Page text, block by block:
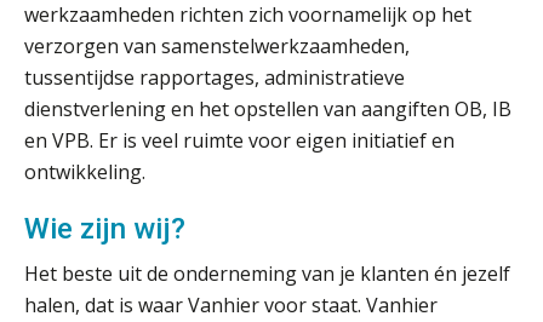
werkzaamheden richten zich voornamelijk op het
verzorgen van samenstelwerkzaamheden,
tussentijdse rapportages, administratieve
dienstverlening en het opstellen van aangiften OB, IB
en VPB. Er is veel ruimte voor eigen initiatief en
ontwikkeling.
Wie zijn wij?
Het beste uit de onderneming van je klanten én jezelf
halen, dat is waar Vanhier voor staat. Vanhier
Van losse vastlegging naar
aantoonbare grip op KYC en de Wwft
Woord & Daad: “Van wildgroei naar
een structuur die iedereen begrijpt”
Uitspraak Hoge Raad: subsidie voor
tuchtrechtspraak advocatuur is
belast met btw